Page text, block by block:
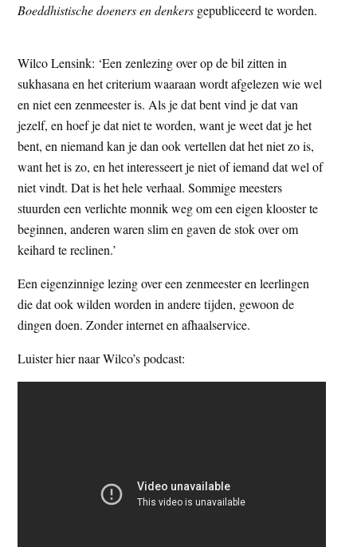
Boeddhistische doeners en denkers gepubliceerd te worden.
Wilco Lensink: ‘Een zenlezing over op de bil zitten in
sukhasana en het criterium waaraan wordt afgelezen wie wel
en niet een zenmeester is. Als je dat bent vind je dat van
jezelf, en hoef je dat niet te worden, want je weet dat je het
bent, en niemand kan je dan ook vertellen dat het niet zo is,
want het is zo, en het interesseert je niet of iemand dat wel of
niet vindt. Dat is het hele verhaal. Sommige meesters
stuurden een verlichte monnik weg om een eigen klooster te
beginnen, anderen waren slim en gaven de stok over om
keihard te reclinen.’
Een eigenzinnige lezing over een zenmeester en leerlingen
die dat ook wilden worden in andere tijden, gewoon de
dingen doen. Zonder internet en afhaalservice.
Luister hier naar Wilco’s podcast: